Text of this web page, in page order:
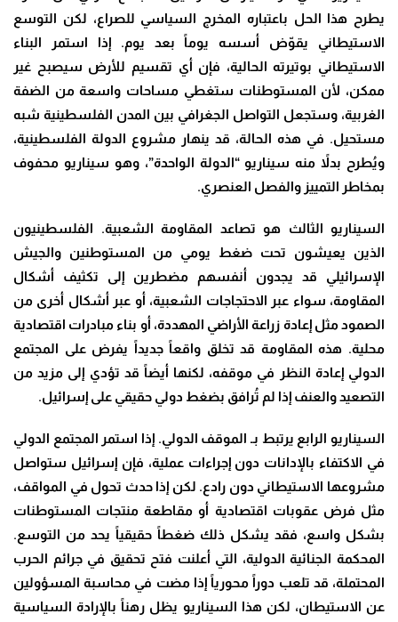
يطرح هذا الحل باعتباره المخرج السياسي للصراع، لكن التوسع
الاستيطاني يقوّض أسسه يوماً بعد يوم. إذا استمر البناء
الاستيطاني بوتيرته الحالية، فإن أي تقسيم للأرض سيصبح غير
ممكن، لأن المستوطنات ستغطي مساحات واسعة من الضفة
الغربية، وستجعل التواصل الجغرافي بين المدن الفلسطينية شبه
مستحيل. في هذه الحالة، قد ينهار مشروع الدولة الفلسطينية،
ويُطرح بدلاً منه سيناريو “الدولة الواحدة”، وهو سيناريو محفوف
بمخاطر التمييز والفصل العنصري.
السيناريو الثالث هو تصاعد المقاومة الشعبية. الفلسطينيون
الذين يعيشون تحت ضغط يومي من المستوطنين والجيش
الإسرائيلي قد يجدون أنفسهم مضطرين إلى تكثيف أشكال
المقاومة، سواء عبر الاحتجاجات الشعبية، أو عبر أشكال أخرى من
الصمود مثل إعادة زراعة الأراضي المهددة، أو بناء مبادرات اقتصادية
محلية. هذه المقاومة قد تخلق واقعاً جديداً يفرض على المجتمع
الدولي إعادة النظر في موقفه، لكنها أيضاً قد تؤدي إلى مزيد من
التصعيد والعنف إذا لم تُرافق بضغط دولي حقيقي على إسرائيل.
السيناريو الرابع يرتبط بـ الموقف الدولي. إذا استمر المجتمع الدولي
في الاكتفاء بالإدانات دون إجراءات عملية، فإن إسرائيل ستواصل
مشروعها الاستيطاني دون رادع. لكن إذا حدث تحول في المواقف،
مثل فرض عقوبات اقتصادية أو مقاطعة منتجات المستوطنات
بشكل واسع، فقد يشكل ذلك ضغطاً حقيقياً يحد من التوسع.
المحكمة الجنائية الدولية، التي أعلنت فتح تحقيق في جرائم الحرب
المحتملة، قد تلعب دوراً محورياً إذا مضت في محاسبة المسؤولين
عن الاستيطان، لكن هذا السيناريو يظل رهناً بالإرادة السياسية